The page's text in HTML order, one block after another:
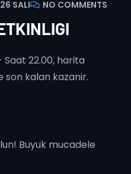
SALI NO COMMENTS
- Saat 22.00, harita
son kalan kazanir.
Buyuk mucadele